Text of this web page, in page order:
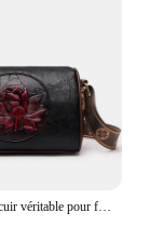
Sacs à main en cuir véritable pour femmes, marque de luxe, de styliste, à bandoulière, 2022